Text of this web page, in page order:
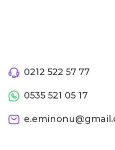
0212 522 57 77
0535 521 05 17